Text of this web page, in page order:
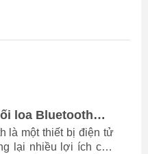
nối loa Bluetooth
thoại Android và
giản, chi tiết
là một thiết bị điện tử
lại nhiều lợi ích cho